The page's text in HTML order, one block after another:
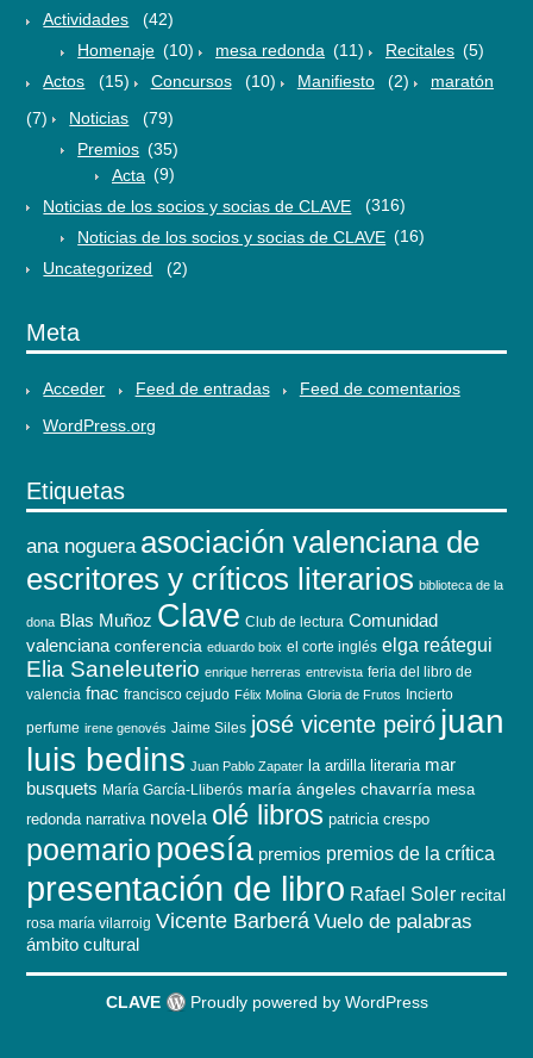
Actividades
(42)
Homenaje (10) mesa redonda (11) Recitales (5)
Actos
(15) Concursos (10) Manifiesto (2)
maratón
(7)
Noticias
(79)
Premios (35)
Acta (9)
Noticias de los socios y socias de CLAVE
(316)
Noticias de los socios y socias de CLAVE (16)
Uncategorized
(2)
Meta
Acceder Feed de entradas
Feed de comentarios
WordPress.org
Etiquetas
ana noguera asociación valenciana de
escritores y críticos literarios biblioteca de la
dona Blas Muñoz Clave Club de lectura Comunidad
valenciana conferencia eduardo boix el corte inglés elga reátegui
Elia Saneleuterio enrique herreras entrevista feria del libro de
valencia fnac francisco cejudo Félix Molina Gloria de Frutos Incierto
perfume irene genovés Jaime Siles josé vicente peiró juan
luis bedins Juan Pablo Zapater la ardilla literaria mar
busquets María García-Lliberós maría ángeles chavarría mesa
redonda narrativa novela olé libros patricia crespo
poemario poesía premios premios de la crítica
presentación de libro Rafael Soler recital
rosa maría vilarroig Vicente Barberá Vuelo de palabras
ámbito cultural
CLAVE Proudly powered by WordPress